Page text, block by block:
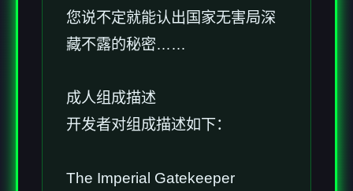
您说不定就能认出国家无害局深
藏不露的秘密……
成人组成描述
开发者对组成描述如下：
The Imperial Gatekeeper